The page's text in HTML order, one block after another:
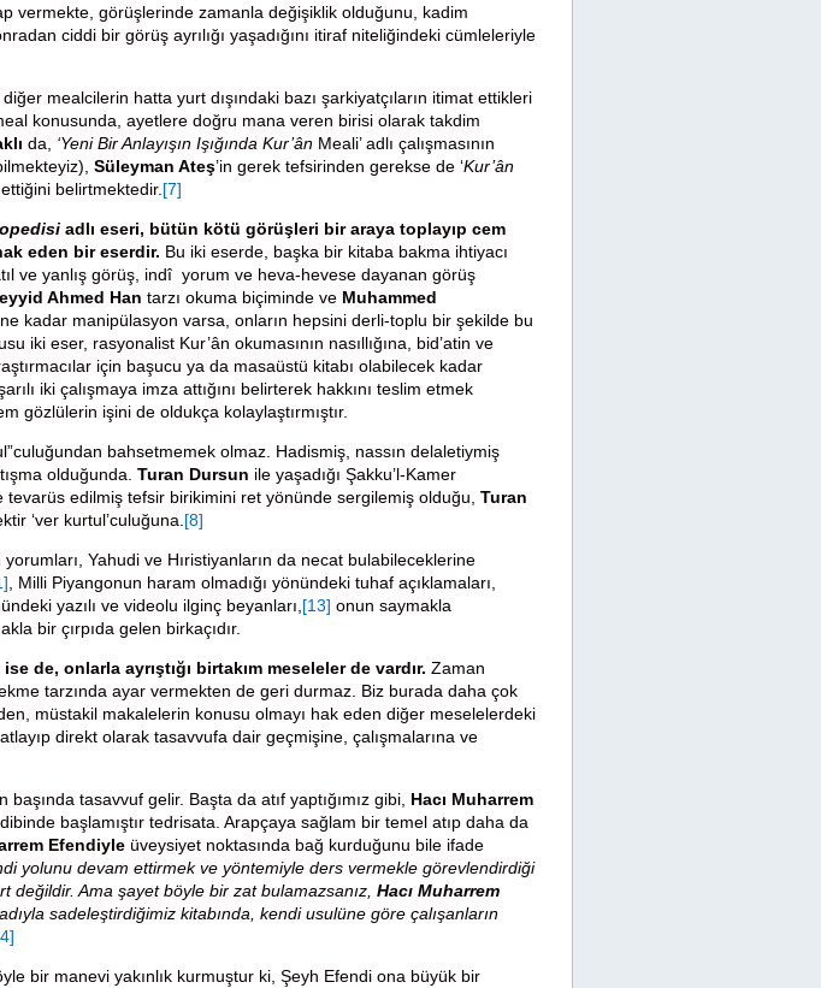
vermekte, görüşlerinde zamanla değişiklik olduğunu, kadim
ciddi bir görüş ayrılığı yaşadığını itiraf niteliğindeki cümleleriyle
mealcilerin hatta yurt dışındaki bazı şarkiyatçıların itimat ettikleri
konusunda, ayetlere doğru mana veren birisi olarak takdim
da, ‘Yeni Bir Anlayışın Işığında Kur’ân Meali’ adlı çalışmasının
Süleyman Ateş’in gerek tefsirinden gerekse de ‘Kur’ân
belirtmektedir. [7]
adlı eseri, bütün kötü görüşleri bir araya toplayıp cem
eden bir eserdir. Bu iki eserde, başka bir kitaba bakma ihtiyacı
ve yanlış görüş, indî yorum ve heva-hevese dayanan görüş
Ahmed Han tarzı okuma biçiminde ve Muhammed
ne kadar manipülasyon varsa, onların hepsini derli-toplu bir şekilde bu
iki eser, rasyonalist Kur’ân okumasının nasıllığına, bid’atin ve
için başucu ya da masaüstü kitabı olabilecek kadar
iki çalışmaya imza attığını belirterek hakkını teslim etmek
gözlülerin işini de oldukça kolaylaştırmıştır.
bahsetmemek olmaz. Hadismiş, nassın delaletiymiş
olduğunda. Turan Dursun ile yaşadığı Şakku’l-Kamer
tevarüs edilmiş tefsir birikimini ret yönünde sergilemiş olduğu, Turan
‘ver kurtul’culuğuna. [8]
yorumları, Yahudi ve Hıristiyanların da necat bulabileceklerine
, Milli Piyangonun haram olmadığı yönündeki tuhaf açıklamaları,
yazılı ve videolu ilginç beyanları, [13] onun saymakla
bir çırpıda gelen birkaçıdır.
de, onlarla ayrıştığı birtakım meseleler de vardır. Zaman
tarzında ayar vermekten de geri durmaz. Biz burada daha çok
müstakil makalelerin konusu olmayı hak eden diğer meselelerdeki
direkt olarak tasavvufa dair geçmişine, çalışmalarına ve
başında tasavvuf gelir. Başta da atıf yaptığımız gibi, Hacı Muharrem
başlamıştır tedrisata. Arapçaya sağlam bir temel atıp daha da
Efendiyle üveysiyet noktasında bağ kurduğunu bile ifade
yolunu devam ettirmek ve yöntemiyle ders vermekle görevlendirdiği
değildir. Ama şayet böyle bir zat bulamazsanız, Hacı Muharrem
sadeleştirdiğimiz kitabında, kendi usulüne göre çalışanların
bir manevi yakınlık kurmuştur ki, Şeyh Efendi ona büyük bir